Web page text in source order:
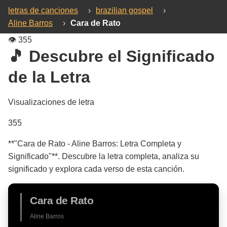
letras de canciones › brazilian gospel
›
Aline Barros
› Cara de Rato
👁️ 355
🎵 Descubre el Significado
de la Letra
Visualizaciones de letra
355
**"Cara de Rato - Aline Barros: Letra Completa y
Significado"**. Descubre la letra completa, analiza su
significado y explora cada verso de esta canción.
Cara de Rato
Aline Barros